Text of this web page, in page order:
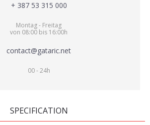
+ 387 53 315 000
Montag - Freitag
von 08:00 bis 16:00h
contact@gataric.net
00 - 24h
SPECIFICATION